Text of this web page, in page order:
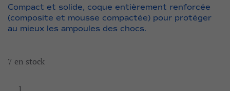
était :
95,00 €.
est :
66,00 €.
Compact et solide, coque entièrement renforcée
(composite et mousse compactée) pour protéger
au mieux les ampoules des chocs.
7 en stock
quantité